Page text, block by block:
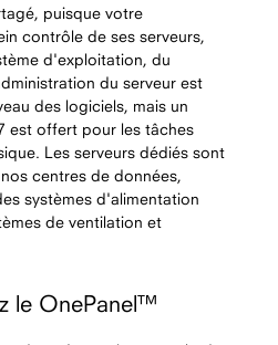
puisque votre
contrôle de ses serveurs,
d'exploitation, du
du serveur est
des logiciels, mais un
est offert pour les tâches
Les serveurs dédiés sont
centres de données,
systèmes d'alimentation
de ventilation et
le OnePanel™